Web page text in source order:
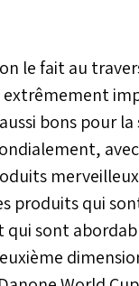
le fait au
bons pour la
produits qui
qui sont